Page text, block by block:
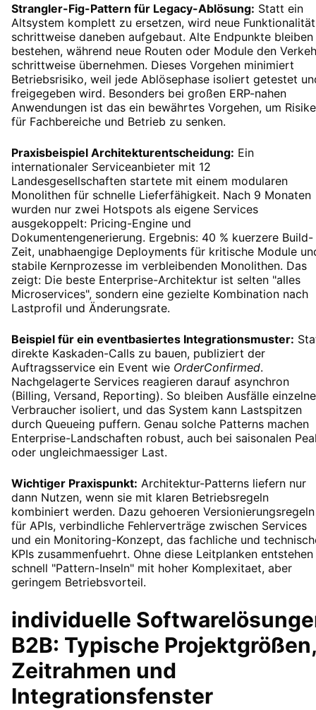
Strangler-Fig-Pattern für Legacy-Ablösung: Statt ein
Altsystem komplett zu ersetzen, wird neue Funktionalität
schrittweise daneben aufgebaut. Alte Endpunkte bleiben
bestehen, während neue Routen oder Module den
schrittweise übernehmen. Dieses Vorgehen minimiert
Betriebsrisiko, weil jede Ablösephase isoliert getestet
freigegeben wird. Besonders bei großen ERP-nahen
Anwendungen ist das ein bewährtes Vorgehen, um
für Fachbereiche und Betrieb zu senken.
Praxisbeispiel Architekturentscheidung: Ein
internationaler Serviceanbieter mit 12
Landesgesellschaften startete mit einem modularen
Monolithen für schnelle Lieferfähigkeit. Nach 9 Monaten
wurden nur zwei Hotspots als eigene Services
ausgekoppelt: Pricing-Engine und
Dokumentengenerierung. Ergebnis: 40 % kuerzere Build-
Zeit, unabhaengige Deployments für kritische Module
stabile Kernprozesse im verbleibenden Monolithen. Das
zeigt: Die beste Enterprise-Architektur ist selten "alles
Microservices", sondern eine gezielte Kombination nach
Lastprofil und Änderungsrate.
Beispiel für ein eventbasiertes Integrationsmuster:
direkte Kaskaden-Calls zu bauen, publiziert der
Auftragsservice ein Event wie OrderConfirmed.
Nachgelagerte Services reagieren darauf asynchron
(Billing, Versand, Reporting). So bleiben Ausfälle
Verbraucher isoliert, und das System kann Lastspitzen
durch Queueing puffern. Genau solche Patterns machen
Enterprise-Landschaften robust, auch bei saisonalen
oder ungleichmaessiger Last.
Wichtiger Praxispunkt: Architektur-Patterns liefern nur
dann Nutzen, wenn sie mit klaren Betriebsregeln
kombiniert werden. Dazu gehoeren Versionierungsregeln
für APIs, verbindliche Fehlerverträge zwischen Services
und ein Monitoring-Konzept, das fachliche und
KPIs zusammenfuehrt. Ohne diese Leitplanken entstehen
schnell "Pattern-Inseln" mit hoher Komplexitaet, aber
geringem Betriebsvorteil.
individuelle
B2B: Typische Projektgrößen,
Zeitrahmen und
Integrationsfenster